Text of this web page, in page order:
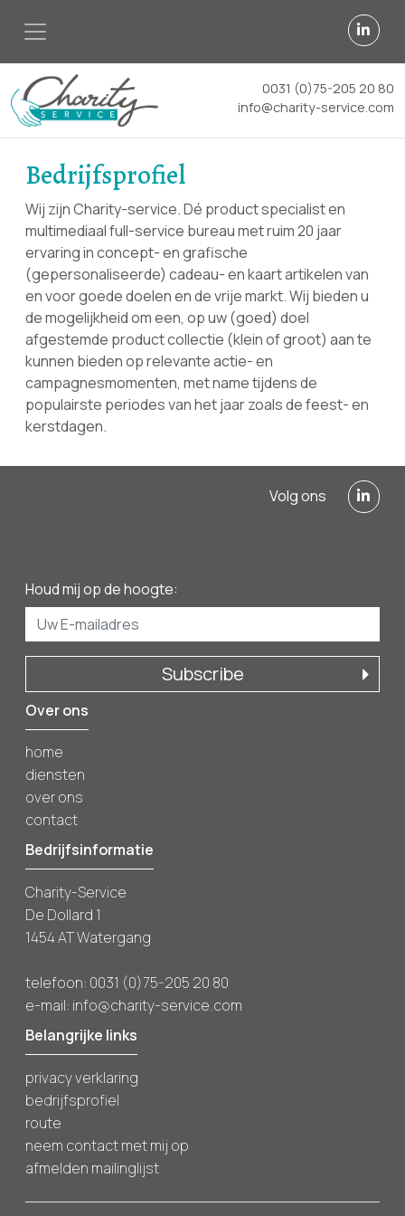
0031 (0)75-205 20 80
info@charity-service.com
Bedrijfsprofiel
Wij zijn Charity-service. Dé product specialist en
multimediaal full-service bureau met ruim 20 jaar
ervaring in concept- en grafische
(gepersonaliseerde) cadeau- en kaart artikelen van
en voor goede doelen en de vrije markt. Wij bieden u
de mogelijkheid om een, op uw (goed) doel
afgestemde product collectie (klein of groot) aan te
kunnen bieden op relevante actie- en
campagnesmomenten, met name tijdens de
populairste periodes van het jaar zoals de feest- en
kerstdagen.
Bedrijfsinformatie
Charity-Service
De Dollard 1
1454 AT Watergang
telefoon: 0031 (0)75-205 20 80
e-mail: info@charity-service.com
Over ons
home
diensten
over ons
contact
Belangrijke links
privacy verklaring
bedrijfsprofiel
route
neem contact met mij op
afmelden mailinglijst
Volg ons
Houd mij op de hoogte:
Subscribe